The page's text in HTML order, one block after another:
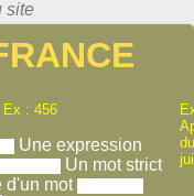
Ex : 456
Une expression
Un mot strict
d'un mot